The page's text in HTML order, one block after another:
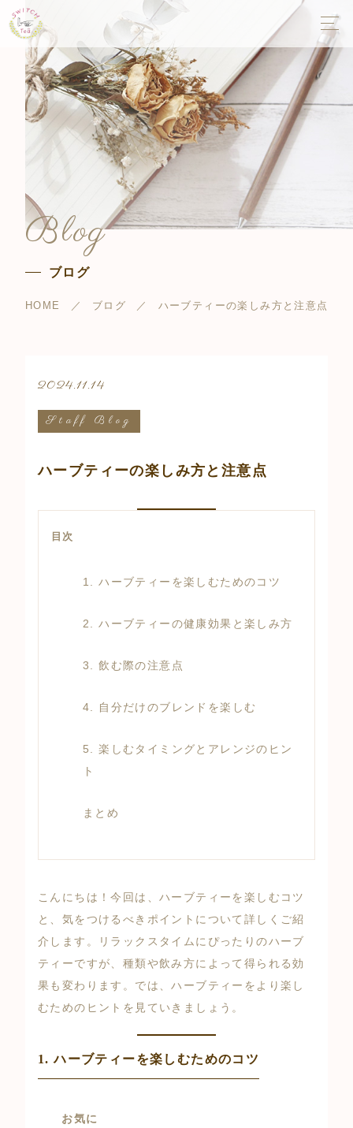
Blog
ブログ
HOME ブログ ハーブティーの楽しみ方と注意点
2024.11.14
Staff Blog
ハーブティーの楽しみ方と注意点
目次
1. ハーブティーを楽しむためのコツ
2. ハーブティーの健康効果と楽しみ方
3. 飲む際の注意点
4. 自分だけのブレンドを楽しむ
5. 楽しむタイミングとアレンジのヒン
ト
まとめ
こんにちは！今回は、ハーブティーを楽しむコツ
と、気をつけるべきポイントについて詳しくご紹
介します。リラックスタイムにぴったりのハーブ
ティーですが、種類や飲み方によって得られる効
果も変わります。では、ハーブティーをより楽し
むためのヒントを見ていきましょう。
1. ハーブティーを楽しむためのコツ
お気に